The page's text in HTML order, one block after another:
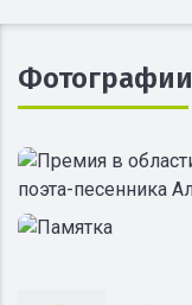
Фотографии